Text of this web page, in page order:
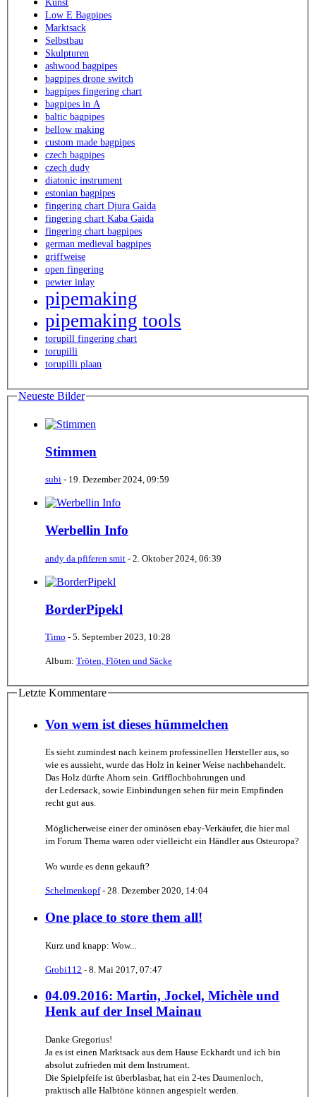
Kunst
Low E Bagpipes
Marktsack
Selbstbau
Skulpturen
ashwood bagpipes
bagpipes drone switch
bagpipes fingering chart
bagpipes in A
baltic bagpipes
bellow making
custom made bagpipes
czech bagpipes
czech dudy
diatonic instrument
estonian bagpipes
fingering chart Djura Gaida
fingering chart Kaba Gaida
fingering chart bagpipes
german medieval bagpipes
griffweise
open fingering
pewter inlay
pipemaking
pipemaking tools
torupill fingering chart
torupilli
torupilli plaan
Neueste Bilder
Stimmen
subi - 19. Dezember 2024, 09:59
Werbellin Info
andy da pfiferen smit - 2. Oktober 2024, 06:39
BorderPipekl
Timo - 5. September 2023, 10:28
Album: Tröten, Flöten und Säcke
Letzte Kommentare
Von wem ist dieses hümmelchen
Es sieht zumindest nach keinem professinellen Hersteller aus, so
wie es aussieht, wurde das Holz in keiner Weise nachbehandelt.
Das Holz dürfte Ahorn sein. Grifflochbohrungen und
der Ledersack, sowie Einbindungen sehen für mein Empfinden
recht gut aus.
Möglicherweise einer der ominösen ebay-Verkäufer, die hier mal
im Forum Thema waren oder vielleicht ein Händler aus Osteuropa?
Wo wurde es denn gekauft?
Schelmenkopf- 28. Dezember 2020, 14:04
One place to store them all!
Kurz und knapp: Wow...
Grobi112 - 8. Mai 2017, 07:47
04.09.2016: Martin, Jockel, Michèle und
Henk auf der Insel Mainau
Danke Gregorius!
Ja es ist einen Marktsack aus dem Hause Eckhardt und ich bin
absolut zufrieden mit dem Instrument.
Die Spielpfeife ist überblasbar, hat ein 2-tes Daumenloch,
praktisch alle Halbtöne können angespielt werden.